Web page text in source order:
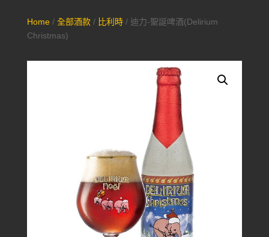
Home/ 全部酒款/ 比利時/ 迪力-聖誕啤酒(Delirium
Christmas)